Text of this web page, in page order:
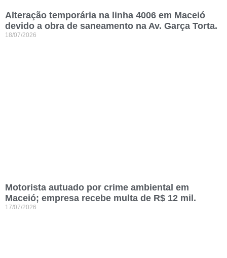
Alteração temporária na linha 4006 em Maceió
devido a obra de saneamento na Av. Garça Torta.
18/07/2026
Motorista autuado por crime ambiental em
Maceió; empresa recebe multa de R$ 12 mil.
17/07/2026